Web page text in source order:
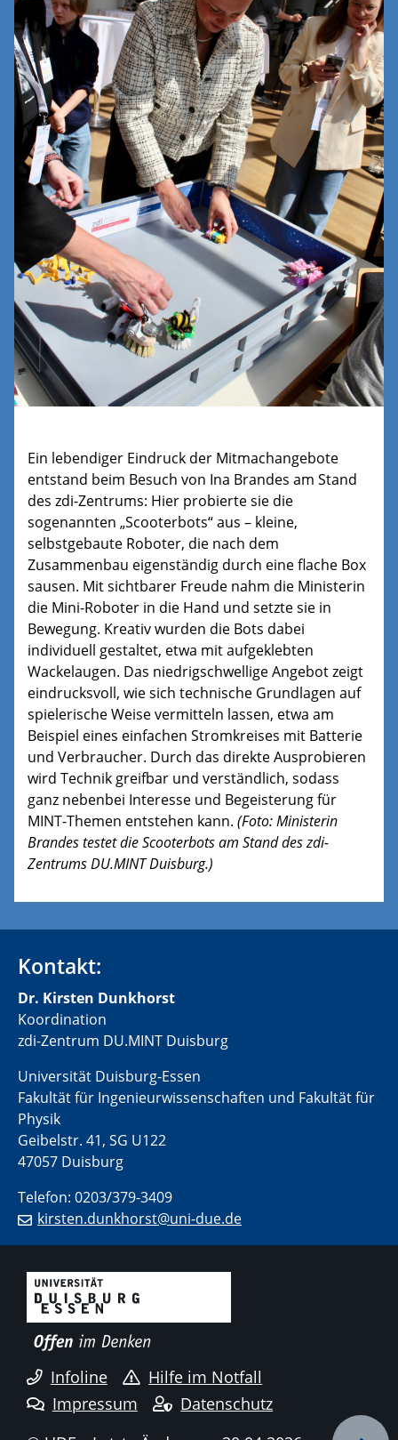
Ein lebendiger Eindruck der Mitmachangebote
entstand beim Besuch von Ina Brandes am Stand
des zdi-Zentrums: Hier probierte sie die
sogenannten „Scooterbots“ aus – kleine,
selbstgebaute Roboter, die nach dem
Zusammenbau eigenständig durch eine flache Box
sausen. Mit sichtbarer Freude nahm die Ministerin
die Mini-Roboter in die Hand und setzte sie in
Bewegung. Kreativ wurden die Bots dabei
individuell gestaltet, etwa mit aufgeklebten
Wackelaugen. Das niedrigschwellige Angebot zeigt
eindrucksvoll, wie sich technische Grundlagen auf
spielerische Weise vermitteln lassen, etwa am
Beispiel eines einfachen Stromkreises mit Batterie
und Verbraucher. Durch das direkte Ausprobieren
wird Technik greifbar und verständlich, sodass
ganz nebenbei Interesse und Begeisterung für
MINT-Themen entstehen kann. (Foto: Ministerin
Brandes testet die Scooterbots am Stand des zdi-
Zentrums DU.MINT Duisburg.)
Kontakt:
Dr. Kirsten Dunkhorst
Koordination
zdi-Zentrum DU.MINT Duisburg
Universität Duisburg-Essen
Fakultät für Ingenieurwissenschaften und Fakultät für
Physik
Geibelstr. 41, SG U122
47057 Duisburg
Telefon: 0203/379-3409
kirsten.dunkhorst@uni-due.de
Infoline
Hilfe im Notfall
Impressum
Datenschutz